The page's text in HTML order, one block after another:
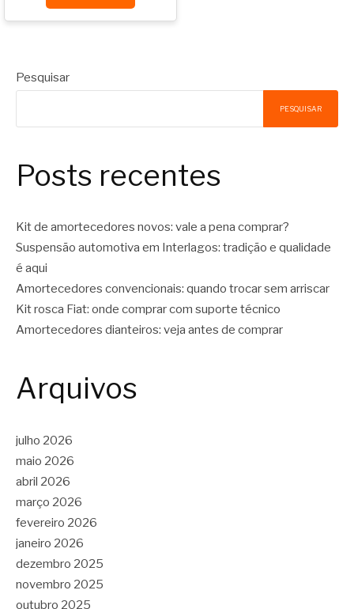
Pesquisar
PESQUISAR
Posts recentes
Kit de amortecedores novos: vale a pena comprar?
Suspensão automotiva em Interlagos: tradição e qualidade
é aqui
Amortecedores convencionais: quando trocar sem arriscar
Kit rosca Fiat: onde comprar com suporte técnico
Amortecedores dianteiros: veja antes de comprar
Arquivos
julho 2026
maio 2026
abril 2026
março 2026
fevereiro 2026
janeiro 2026
dezembro 2025
novembro 2025
outubro 2025